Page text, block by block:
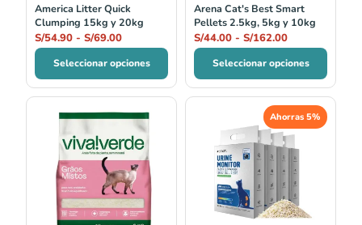
America Litter Quick
Clumping 15kg y 20kg
S/54.90 - S/69.00
Seleccionar opciones
Arena Cat's Best Smart
Pellets 2.5kg, 5kg y 10kg
S/44.00 - S/162.00
Seleccionar opciones
de
precios:
desde
S/59.90
hasta
S/168.00
Ahorras 5%
precio
original
era:
S/182.00.
El
precio
actual
es:
S/172.90.